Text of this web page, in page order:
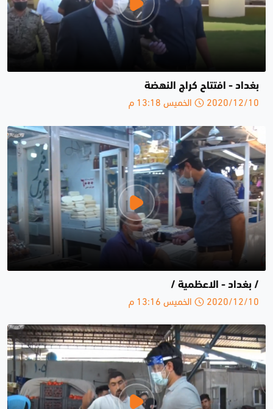
بغداد - افتتاح كراج النهضة
2020/12/10 الخميس 13:18 م
/ بغداد - الاعظمية /
2020/12/10 الخميس 13:16 م